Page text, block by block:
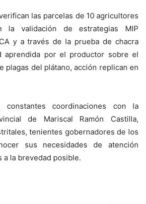
las parcelas de 10 agricultores
la validación de estrategias MIP
y a través de la prueba de chacra
aprendida por el productor sobre el
plagas del plátano, acción replican en
constantes coordinaciones con la
de Mariscal Ramón Castilla,
tenientes gobernadores de los
sus necesidades de atención
a la brevedad posible.